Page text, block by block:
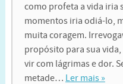
como profeta a vida iria
momentos iria odiá-lo,
muita coragem.
propósito para sua
vir com lágrimas e dor.
metade… Ler mais »